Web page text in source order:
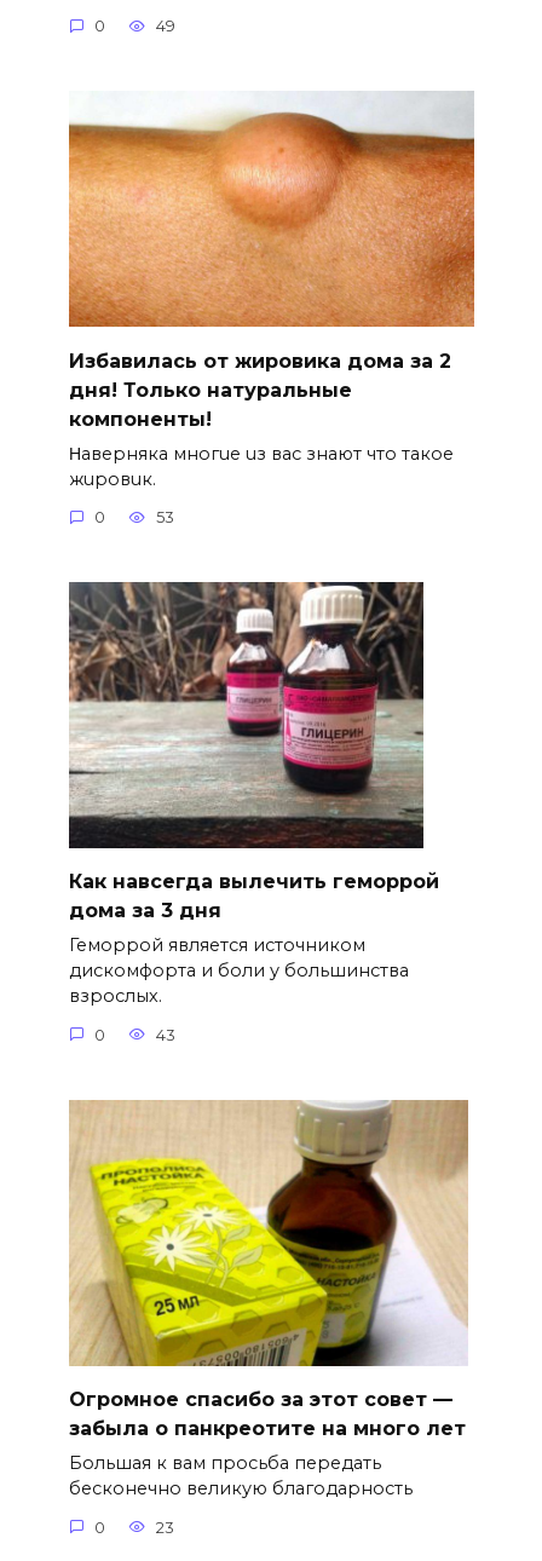
0 49
Избавилась от жировика дома за 2
дня! Только натуральные
компоненты!
Ηавepняка многue uз вас знают что такоe
жuровuк.
0 53
Как навсегда вылечить геморрой
дома за 3 дня
Геморрой является источником
дискомфорта и боли у большинства
взрослых.
0 43
Огромное спасибо за этот совет —
забыла о панкреотите на много лет
Большая к вам просьба передать
бесконечно великую благодарность
0 23